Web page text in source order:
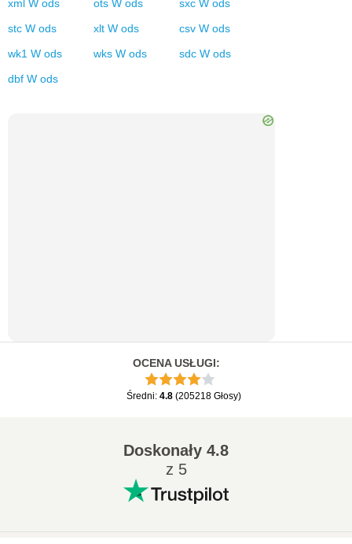
xml W ods ots W ods sxc W ods
stc W ods xlt W ods csv W ods
wk1 W ods wks W ods sdc W ods
dbf W ods
OCENA USŁUGI:
Średni: 4.8 (205218 Głosy)
Doskonały 4.8
z 5